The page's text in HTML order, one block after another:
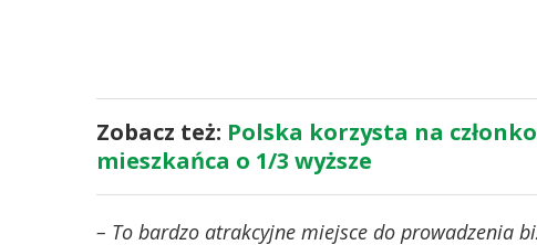
Zobacz też: Polska korzysta na
mieszkańca o 1/3 wyższe
– To bardzo atrakcyjne miejsce do prowadzenia